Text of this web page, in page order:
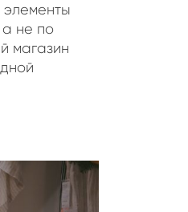
элементы
а не по
магазин